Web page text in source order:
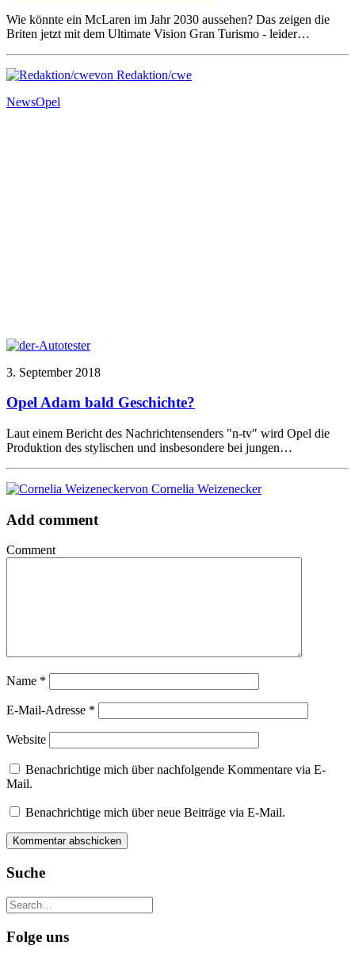
Wie könnte ein McLaren im Jahr 2030 aussehen? Das zeigen die
Briten jetzt mit dem Ultimate Vision Gran Turismo - leider…
von Redaktion/cwe
NewsOpel
3. September 2018
Opel Adam bald Geschichte?
Laut einem Bericht des Nachrichtensenders "n-tv" wird Opel die
Produktion des stylischen und insbesondere bei jungen…
von Cornelia Weizenecker
Add comment
Comment
Name *
E-Mail-Adresse *
Website
Benachrichtige mich über nachfolgende Kommentare via E-
Mail.
Benachrichtige mich über neue Beiträge via E-Mail.
Suche
Folge uns